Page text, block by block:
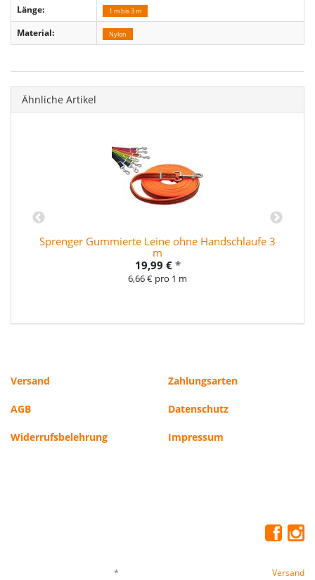
Länge: 1 m bis 3 m
Material: Nylon
Ähnliche Artikel
Sprenger Gummierte Leine ohne Handschlaufe 3
m
19,99 € *
6,66 € pro 1 m
Versand Zahlungsarten
AGB Datenschutz
Widerrufsbelehrung Impressum
* Versand